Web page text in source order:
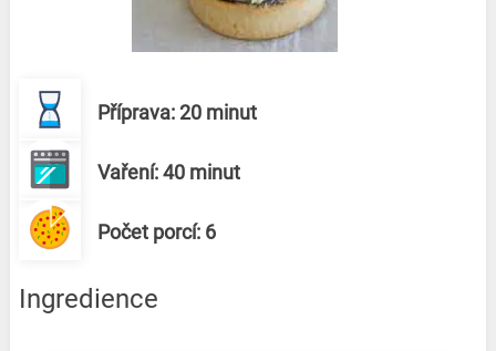
Příprava: 20 minut
Vaření: 40 minut
Počet porcí: 6
Ingredience